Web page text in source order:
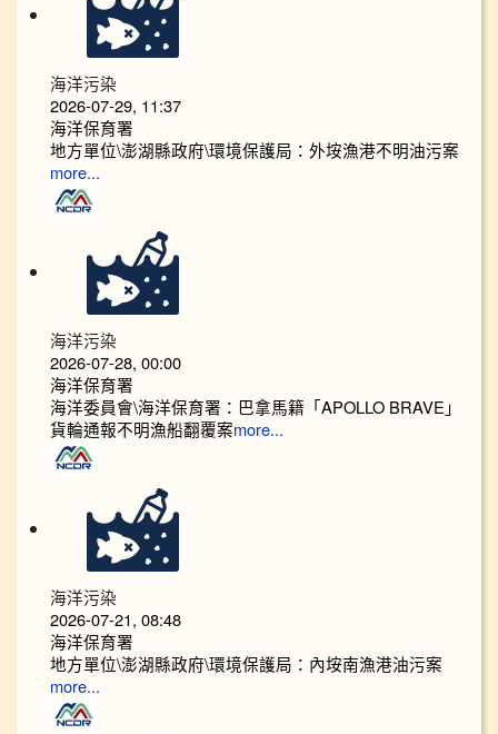
海洋污染
2026-07-29, 11:37
海洋保育署
地方單位\澎湖縣政府\環境保護局：外垵漁港不明油污案
more...
海洋污染
2026-07-28, 00:00
海洋保育署
海洋委員會\海洋保育署：巴拿馬籍「APOLLO BRAVE」
貨輪通報不明漁船翻覆案more...
海洋污染
2026-07-21, 08:48
海洋保育署
地方單位\澎湖縣政府\環境保護局：內垵南漁港油污案
more...